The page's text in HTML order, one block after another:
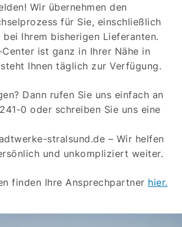
Wir übernehmen den
für Sie, einschließlich
bei Ihrem bisherigen Lieferanten.
ist ganz in Ihrer Nähe in
Ihnen täglich zur Verfügung.
Dann rufen Sie uns einfach an
0 oder schreiben Sie uns eine
stralsund.de – Wir helfen
und unkompliziert weiter.
finden Ihre Ansprechpartner hier.